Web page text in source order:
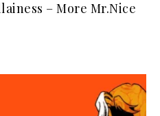
– More Mr.Nice